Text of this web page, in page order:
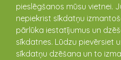
pieslēgšanos mūsu vietnei.
nepiekrist sīkdatņu
pārlūka iestatījumus un
sīkdatnes. Lūdzu pievērsiet
sīkdatņu dzēšana un to